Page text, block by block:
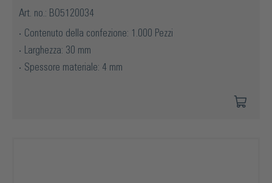
Art. no.: BO5120034
Contenuto della confezione: 1.000 Pezzi
Larghezza: 30 mm
Spessore materiale: 4 mm